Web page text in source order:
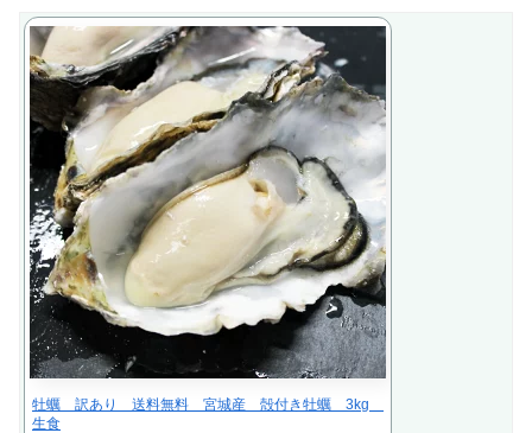
牡蠣 訳あり 送料無料 宮城産 殻付き牡蠣 3kg
生食